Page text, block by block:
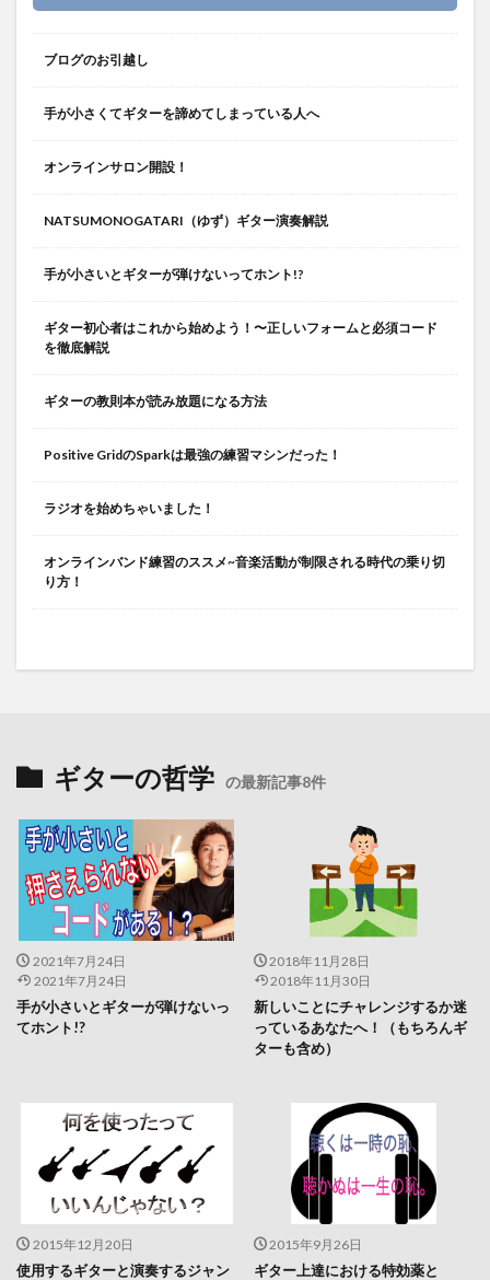
ブログのお引越し
手が小さくてギターを諦めてしまっている人へ
オンラインサロン開設！
NATSUMONOGATARI（ゆず）ギター演奏解説
手が小さいとギターが弾けないってホント!?
ギター初心者はこれから始めよう！〜正しいフォームと必須コード
を徹底解説
ギターの教則本が読み放題になる方法
Positive GridのSparkは最強の練習マシンだった！
ラジオを始めちゃいました！
オンラインバンド練習のススメ~音楽活動が制限される時代の乗り切
り方！
ギターの哲学 の最新記事8件
2021年7月24日
2021年7月24日
手が小さいとギターが弾けないっ
てホント!?
2018年11月28日
2018年11月30日
新しいことにチャレンジするか迷
っているあなたへ！（もちろんギ
ターも含め）
2015年12月20日
使用するギターと演奏するジャン
2015年9月26日
ギター上達における特効薬と